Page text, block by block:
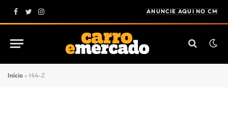
Facebook
Twitter
Instagram
ANUNCIE AQUI NO CM
Início » Hi4-Z